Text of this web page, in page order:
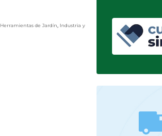
Herramientas de Jardín, Industria y